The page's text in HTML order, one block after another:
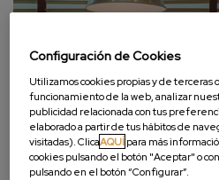
Configuración de Cookies
Utilizamos cookies propias y de terceras
funcionamiento de la web, analizar
publicidad relacionada con tus
elaborado a partir de tus hábitos de
visitadas). ClicaAQUÍ para más
cookies pulsando el botón "Aceptar" o
pulsando en el botón “Configurar”.